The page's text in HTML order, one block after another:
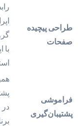
طراحی پیچیده
صفحات
با
فراموشی
پشتیبان‌گیری